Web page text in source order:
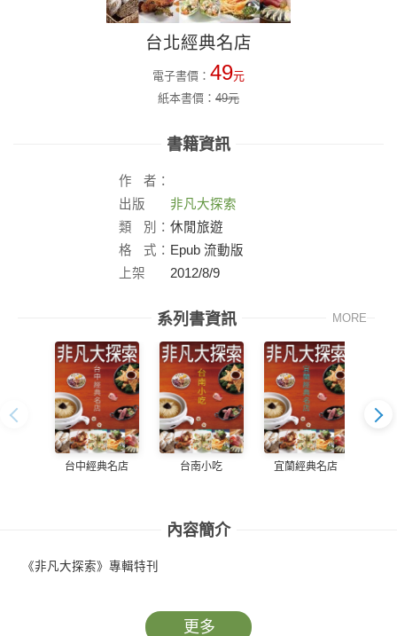
台北經典名店
電子書價： 49元
紙本書價： 49元
書籍資訊
作
者：
出版
社：
非凡大探索
類
別： 休閒旅遊
格
式： Epub 流動版
上架
2012/8/9
系列書資訊 MORE
台中經典名店 台南小吃 宜蘭經典名店
內容簡介
《非凡大探索》專輯特刊
更多